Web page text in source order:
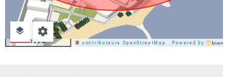
100m ©contributeurs OpenStreetMap Powered by